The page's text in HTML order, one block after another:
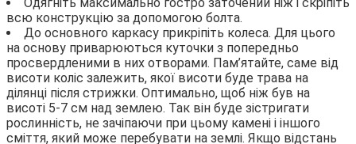
всю конструкцію за допомогою болта.
До основного каркасу прикріпіть колеса. Для цього
на основу приварюються куточки з попередньо
просвердленими в них отворами. Пам’ятайте, саме від
висоти коліс залежить, якої висоти буде трава на
ділянці після стрижки. Оптимально, щоб ніж був на
висоті 5-7 см над землею. Так він буде зістригати
рослинність, не зачіпаючи при цьому камені і іншого
сміття, який може перебувати на землі. Якщо відстань